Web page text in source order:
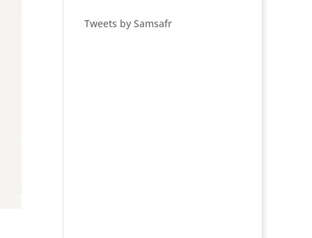
Tweets by Samsafr